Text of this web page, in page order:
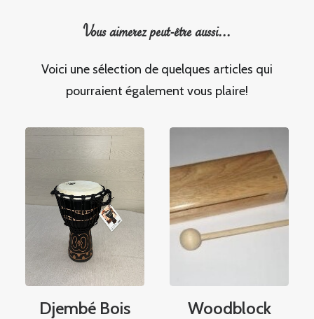
Vous aimerez peut-être aussi...
Voici une sélection de quelques articles qui
pourraient également vous plaire!
Djembé Bois
Woodblock